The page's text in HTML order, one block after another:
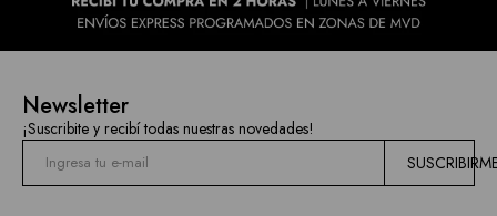
Newsletter
¡Suscribite y recibí todas nuestras novedades!